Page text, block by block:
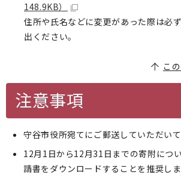
148.9KB）
住所や氏名などに変更があった際は必
出ください。
こ
注意事項
守谷市役所宛てにご郵送していただいて
12月1日から12月31日までの寄附につ
請書をダウンロードすることを推奨しま